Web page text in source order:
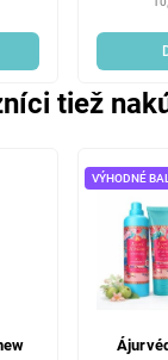
tiež
VÝHODNÉ